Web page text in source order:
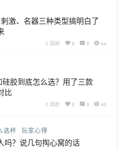
激、名器三种类型搞明白了
2 周前 0 0 64
胶到底怎么选？用了三款
比
2 周前 0 0 60
选杯 玩家心得
吗？说几句掏心窝的话